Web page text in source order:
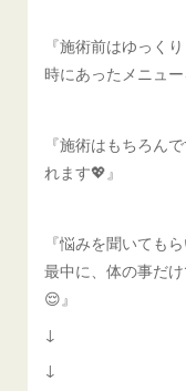
『施術前はゆっく
時にあったメニュー
『施術はもちろん
れます💖』
『悩みを聞いても
最中に、体の事だ
😌』
↓
↓